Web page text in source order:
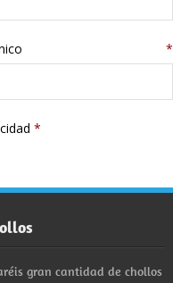
*
*
gran cantidad de chollos